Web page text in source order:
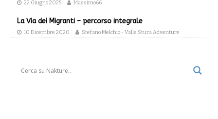
22 Giugno 2025 Massimo66
La Via dei Migranti – percorso integrale
10 Dicembre 2020 Stefano Melchio - Valle Stura Adventure